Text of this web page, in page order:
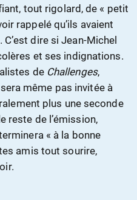
tout rigolard, de « petit
rappelé qu’ils avaient
dire si Jean-Michel
et ses indignations.
de Challenges,
même pas invitée à
plus une seconde
reste de l’émission,
« à la bonne
amis tout sourire,